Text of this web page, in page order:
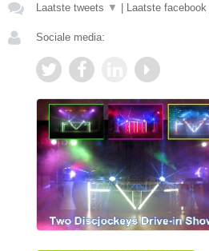
Laatste tweets ▼ | Laatste
Sociale media: